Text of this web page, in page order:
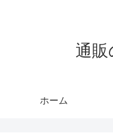
通販
ホーム